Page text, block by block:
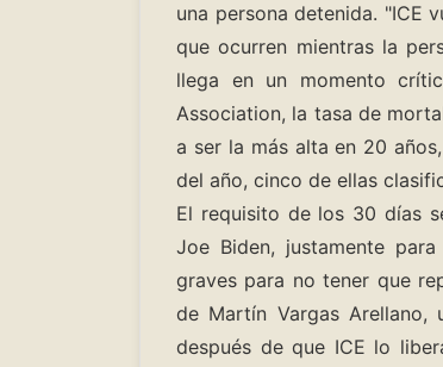
una persona detenida. "ICE
que ocurren mientras la
llega en un momento
Association, la tasa de
a ser la más alta en 20
del año, cinco de ellas
El requisito de los 30 días
Joe Biden, justamente
graves para no tener que
de Martín Vargas
después de que ICE lo